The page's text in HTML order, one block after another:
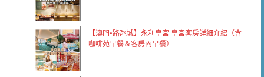
【澳門•路氹城】永利皇宮 皇宮客房詳細介紹（含
咖啡苑早餐＆客房內早餐）